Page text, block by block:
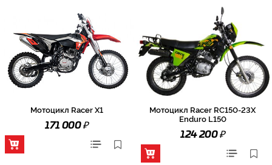
Мотоцикл Racer X1
171 000₽
Мотоцикл Racer RC150-23X
Enduro L150
124 200₽